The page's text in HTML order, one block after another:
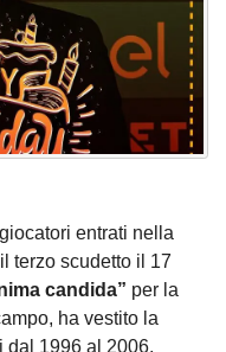
entrati nella
terzo scudetto il 17
candida” per la
ha vestito la
dal 1996 al 2006.